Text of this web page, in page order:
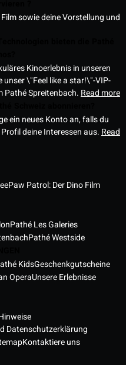
sowie deine Vorstellung und
Kinoerlebnis in unseren
unser \"Feel like a star!\"-VIP-
Pathé Spreitenbach. Read more
ein neues Konto an, falls du
deine Interessen aus. Read
Paw Patrol: Der Dino Film
Pathé Les Galeries
Pathé Westside
KidsGeschenkgutscheine
OperaUnsere Erlebnisse
Datenschutzerklärung
Kontaktiere uns